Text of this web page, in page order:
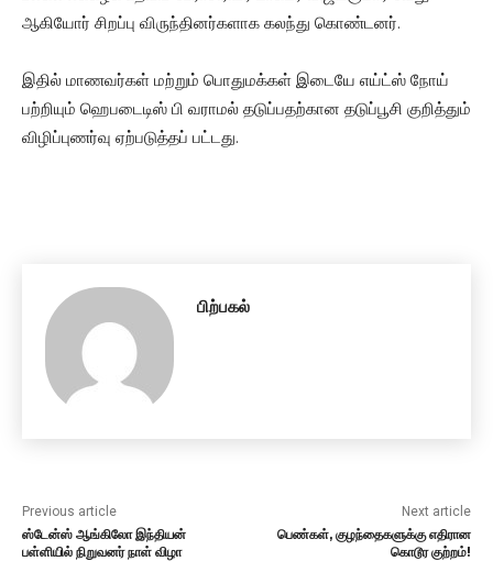
ஆகியோர் சிறப்பு விருந்தினர்களாக கலந்து கொண்டனர்.
இதில் மாணவர்கள் மற்றும் பொதுமக்கள் இடையே எய்ட்ஸ் நோய்
பற்றியும் ஹெபடைடிஸ் பி வராமல் தடுப்பதற்கான தடுப்பூசி குறித்தும்
விழிப்புணர்வு ஏற்படுத்தப் பட்டது.
பிற்பகல்
Previous article
ஸ்டேன்ஸ் ஆங்கிலோ இந்தியன்
பள்ளியில் நிறுவனர் நாள் விழா
Next article
பெண்கள், குழந்தைகளுக்கு எதிரான
கொடூர குற்றம்!